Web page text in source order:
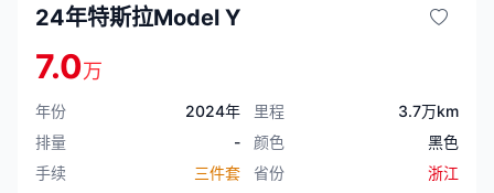
24年特斯拉Model Y
7.0万
年份 2024年 里程
3.7万km
排量
- 颜色
黑色
手续
三件套 省份
浙江